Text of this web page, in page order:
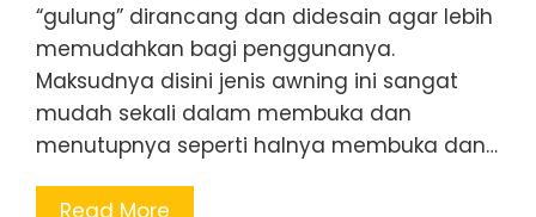
“gulung” dirancang dan didesain agar lebih
memudahkan bagi penggunanya.
Maksudnya disini jenis awning ini sangat
mudah sekali dalam membuka dan
menutupnya seperti halnya membuka dan…
Read More